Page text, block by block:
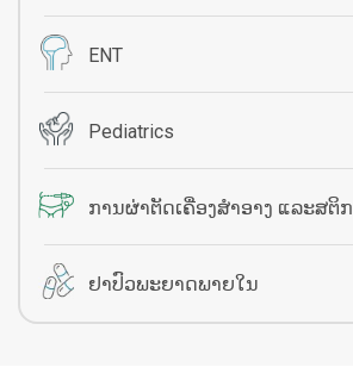
ENT
Pediatrics
ການຜ່າຕັດເຄື່ອງສຳອາງ ແລະສຕິກ
ຢາ​ປົວ​ພະ​ຍາດ​ພາຍ​ໃນ